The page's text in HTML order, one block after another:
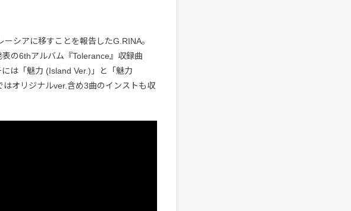
シアに移すことを報告したG.RINA。
の6thアルバム『Tolerance』収録曲
は「魅力 (Island Ver.)」と「魅力
オリジナルver.含め3曲のインストも収